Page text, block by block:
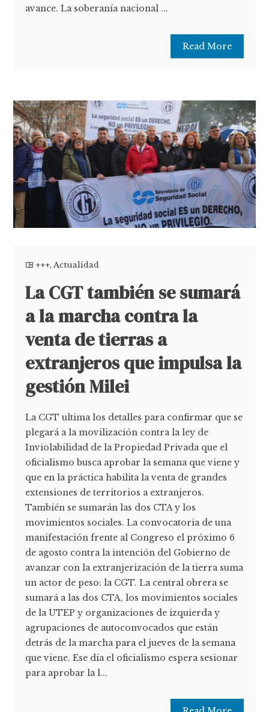
avance. La soberanía nacional ...
Read More
+++,Actualidad
La CGT también se sumará
a la marcha contra la
venta de tierras a
extranjeros que impulsa la
gestión Milei
La CGT ultima los detalles para confirmar que se
plegará a la movilización contra la ley de
Inviolabilidad de la Propiedad Privada que el
oficialismo busca aprobar la semana que viene y
que en la práctica habilita la venta de grandes
extensiones de territorios a extranjeros.
También se sumarán las dos CTA y los
movimientos sociales. La convocatoria de una
manifestación frente al Congreso el próximo 6
de agosto contra la intención del Gobierno de
avanzar con la extranjerización de la tierra suma
un actor de peso: la CGT. La central obrera se
sumará a las dos CTA, los movimientos sociales
de la UTEP y organizaciones de izquierda y
agrupaciones de autoconvocados que están
detrás de la marcha para el jueves de la semana
que viene. Ese día el oficialismo espera sesionar
para aprobar la l...